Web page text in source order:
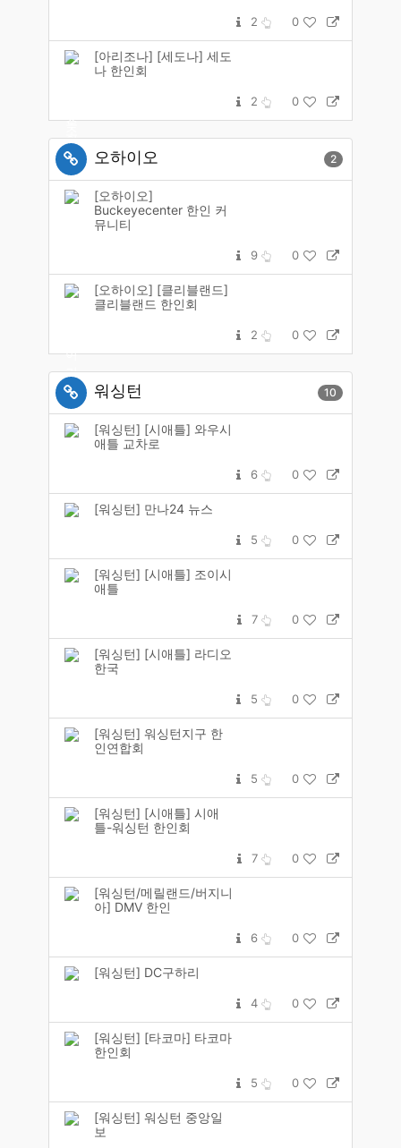
2 0
[아리조나] [세도나] 세도
나 한인회
2 0
오하이오 2
[오하이오]
Buckeyecenter 한인 커
뮤니티
9 0
[오하이오] [클리블랜드]
클리블랜드 한인회
2 0
워싱턴 10
[워싱턴] [시애틀] 와우시
애틀 교차로
6 0
[워싱턴] 만나24 뉴스
5 0
[워싱턴] [시애틀] 조이시
애틀
7 0
[워싱턴] [시애틀] 라디오
한국
5 0
[워싱턴] 워싱턴지구 한
인연합회
5 0
[워싱턴] [시애틀] 시애
틀-워싱턴 한인회
7 0
[워싱턴/메릴랜드/버지니
아] DMV 한인
6 0
[워싱턴] DC구하리
4 0
[워싱턴] [타코마] 타코마
한인회
5 0
[워싱턴] 워싱턴 중앙일
보